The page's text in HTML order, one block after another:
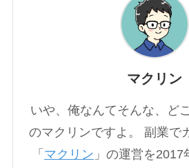
マクリン
いや、俺なんてそんな、ど
のマクリンですよ。 副業で
「 マクリン 」の運営を2017